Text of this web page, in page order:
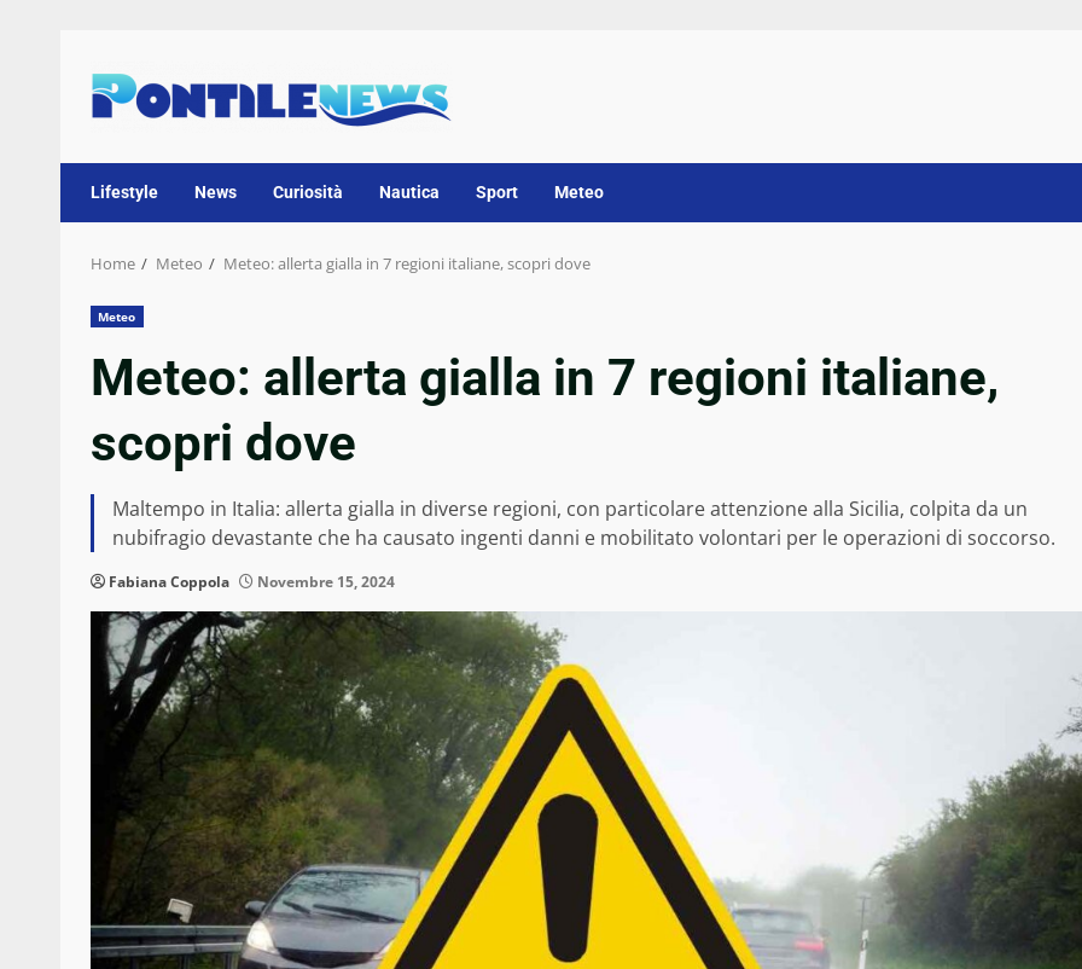
content
Lifestyle News Curiosità Nautica Sport Meteo
Home Meteo Meteo: allerta gialla in 7 regioni italiane, scopri dove
Meteo
Meteo: allerta gialla in 7 regioni italiane,
scopri dove
Maltempo in Italia: allerta gialla in diverse regioni, con particolare attenzione alla Sicilia, colpita da un
nubifragio devastante che ha causato ingenti danni e mobilitato volontari per le operazioni di soccorso.
Fabiana Coppola Novembre 15, 2024